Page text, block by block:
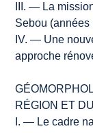
III. — La
Sebou (années
IV. — Une
approche
RÉGION ET
I. — Le cadre